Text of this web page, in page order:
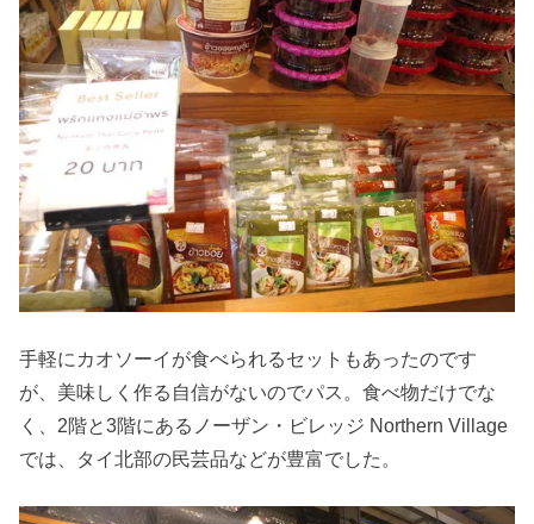
手軽にカオソーイが食べられるセットもあったのです
が、美味しく作る自信がないのでパス。食べ物だけでな
く、2階と3階にあるノーザン・ビレッジ Northern Village
では、タイ北部の民芸品などが豊富でした。